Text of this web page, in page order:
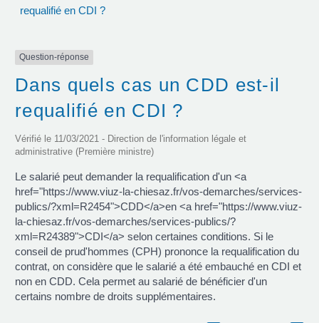
requalifié en CDI ?
Question-réponse
Dans quels cas un CDD est-il
requalifié en CDI ?
Vérifié le 11/03/2021 - Direction de l'information légale et
administrative (Première ministre)
Le salarié peut demander la requalification d'un <a
href="https://www.viuz-la-chiesaz.fr/vos-demarches/services-
publics/?xml=R2454">CDD</a>en <a href="https://www.viuz-
la-chiesaz.fr/vos-demarches/services-publics/?
xml=R24389">CDI</a> selon certaines conditions. Si le
conseil de prud'hommes (CPH) prononce la requalification du
contrat, on considère que le salarié a été embauché en CDI et
non en CDD. Cela permet au salarié de bénéficier d'un
certains nombre de droits supplémentaires.